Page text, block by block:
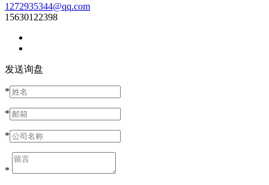
1272935344@qq.com
15630122398
发送询盘
*
*
*
*